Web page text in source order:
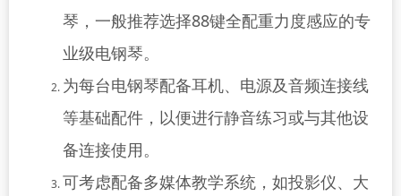
琴，一般推荐选择88键全配重力度感应的专
业级电钢琴。
为每台电钢琴配备耳机、电源及音频连接线
等基础配件，以便进行静音练习或与其他设
备连接使用。
可考虑配备多媒体教学系统，如投影仪、大